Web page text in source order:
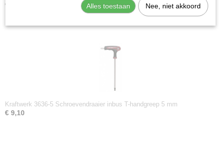
€ 8,64
Kraftwerk 3636-5 Schroevendraaier inbus T-handgreep 5 mm
€ 9,10
Alles toestaan Nee, niet akkoord